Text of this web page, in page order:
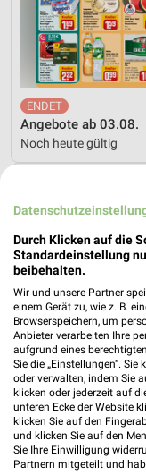
Angebote ab 03.08.
Noch heute gültig
Mega Tage
Durch Klicken auf die
Standardeinstellung
beibehalten.
Wir und unsere Partner
einem Gerät zu, wie z. B.
Browserspeichern, um
Anbieter verarbeiten Ihre
aufgrund eines
Sie die „Einstellungen“.
oder verwalten, indem Sie
klicken oder jederzeit auf
unteren Ecke der Website
klicken Sie auf den
und klicken Sie auf den
Sie Ihre Einwilligung
Partnern mitgeteilt und